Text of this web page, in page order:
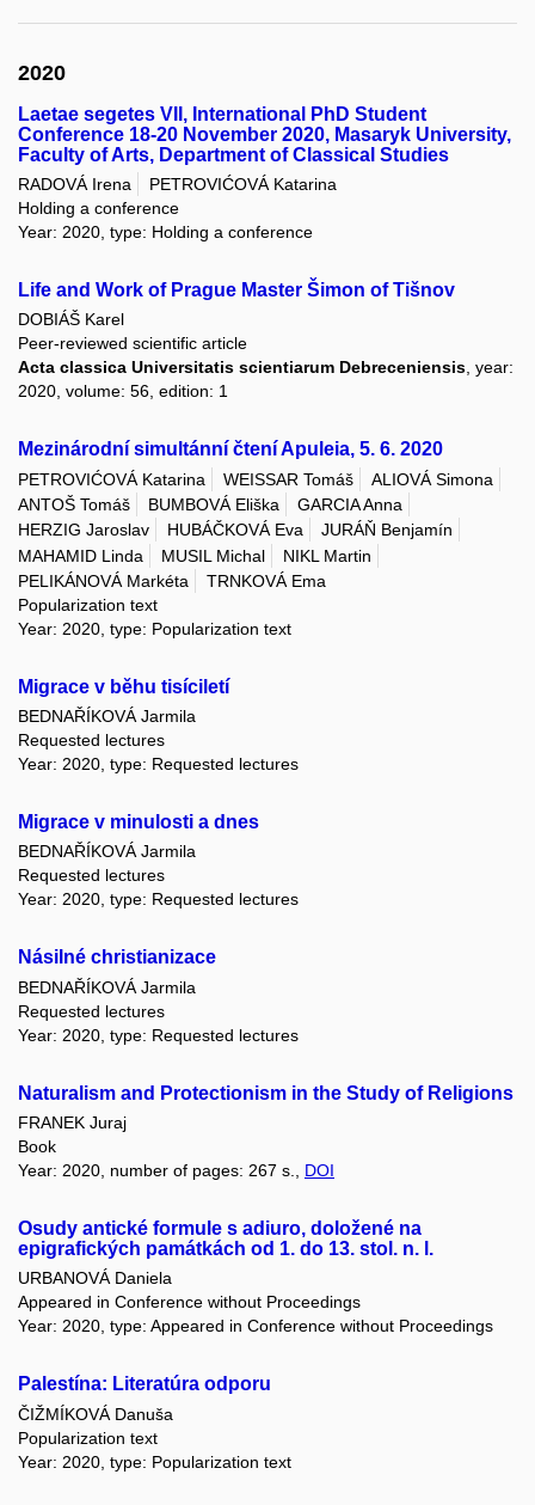
2020
Laetae segetes VII, International PhD Student
Conference 18-20 November 2020, Masaryk University,
Faculty of Arts, Department of Classical Studies
RADOVÁ Irena
PETROVIĆOVÁ Katarina
Holding a conference
Year: 2020, type: Holding a conference
Life and Work of Prague Master Šimon of Tišnov
DOBIÁŠ Karel
Peer-reviewed scientific article
Acta classica Universitatis scientiarum Debreceniensis, year:
2020, volume: 56, edition: 1
Mezinárodní simultánní čtení Apuleia, 5. 6. 2020
PETROVIĆOVÁ Katarina WEISSAR Tomáš
ALIOVÁ Simona
ANTOŠ Tomáš
BUMBOVÁ Eliška
GARCIA Anna
HERZIG Jaroslav
HUBÁČKOVÁ Eva
JURÁŇ Benjamín
MAHAMID Linda
MUSIL Michal
NIKL Martin
PELIKÁNOVÁ Markéta
TRNKOVÁ Ema
Popularization text
Year: 2020, type: Popularization text
Migrace v běhu tisíciletí
BEDNAŘÍKOVÁ Jarmila
Requested lectures
Year: 2020, type: Requested lectures
Migrace v minulosti a dnes
BEDNAŘÍKOVÁ Jarmila
Requested lectures
Year: 2020, type: Requested lectures
Násilné christianizace
BEDNAŘÍKOVÁ Jarmila
Requested lectures
Year: 2020, type: Requested lectures
Naturalism and Protectionism in the Study of Religions
FRANEK Juraj
Book
Year: 2020, number of pages: 267 s., DOI
Osudy antické formule s adiuro, doložené na
epigrafických památkách od 1. do 13. stol. n. l.
URBANOVÁ Daniela
Appeared in Conference without Proceedings
Year: 2020, type: Appeared in Conference without Proceedings
Palestína: Literatúra odporu
ČIŽMÍKOVÁ Danuša
Popularization text
Year: 2020, type: Popularization text